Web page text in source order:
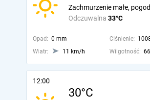
Odczuwalna 33°C
Zachmurzenie małe,
Opad: 0 mm Ciśnienie:
Wiatr:
11 km/h Wilgotność:
12:00
30°C